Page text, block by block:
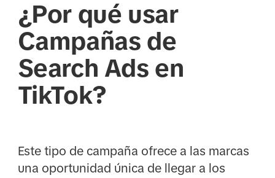
¿Por qué usar
Campañas de
Search Ads en
TikTok?
Este tipo de campaña ofrece a las marcas
una oportunidad única de llegar a los